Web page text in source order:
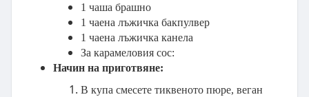
1 чаша брашно
1 чаена лъжичка бакпулвер
1 чаена лъжичка канела
За карамеловия сос:
Начин на приготвяне:
В купа смесете тиквеното пюре, веган